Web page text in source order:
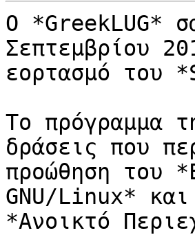
Ο *GreekLUG*
Σεπτεμβρίου
εορτασμό του
To πρόγραμμα
δράσεις που
προώθηση του
GNU/Linux*
*Ανοικτό